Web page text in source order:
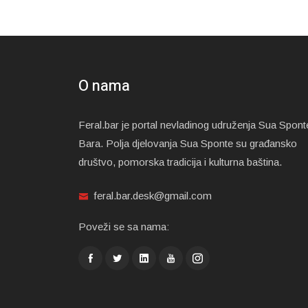
O nama
Feral.bar je portal nevladinog udruženja Sua
Bara. Polja djelovanja Sua Sponte su građansko
društvo, pomorska tradicija i kulturna baština.
feral.bar.desk@gmail.com
Poveži se sa nama: